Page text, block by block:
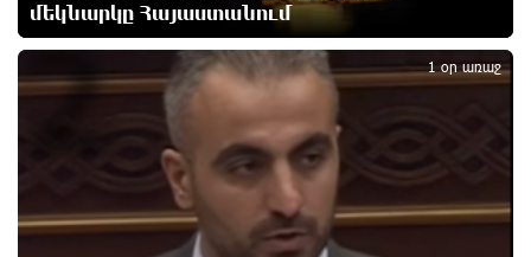
Դմիտրի Մեդվեդև. Արևմուտքի
քաղաքականությունը Հայաստանի նկատմամբ
կրկնում է վրացական սցենարը
Ադրբեջանցիների բնակեցումը Հայաստանում լուրջ
վտանգներ է պարունակում. Ավետիք Չալաբյան
2 ժամ առաջ
մեկնարկը Հայաստանում
1 օր առաջ
2